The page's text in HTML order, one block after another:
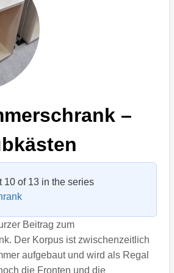
–
10 of 13 in the series
Beitrag zum
Der Korpus ist zwischenzeitlich
aufgebaut und wird als Regal
die Fronten und die